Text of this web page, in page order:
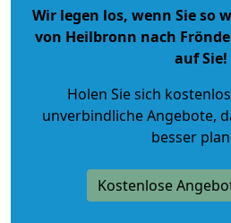
Wir legen los, wenn Sie so
von Heilbronn nach
auf Sie!
Holen Sie sich
unverbindliche Angebote,
besser
Kostenlose